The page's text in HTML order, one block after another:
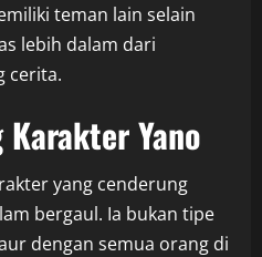
teman lain selain
lebih dalam dari
cerita.
Yano
yang cenderung
bergaul. Ia bukan tipe
dengan semua orang di